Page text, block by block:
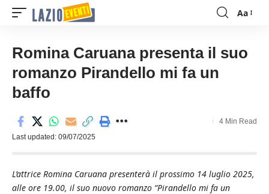
Font
Aa
Romina Caruana presenta il suo
romanzo Pirandello mi fa un
baffo
Last updated: 09/07/2025
4 Min Read
L’attrice Romina Caruana presenterà il prossimo 14 luglio 2025,
alle ore 19.00, il suo nuovo romanzo “Pirandello mi fa un